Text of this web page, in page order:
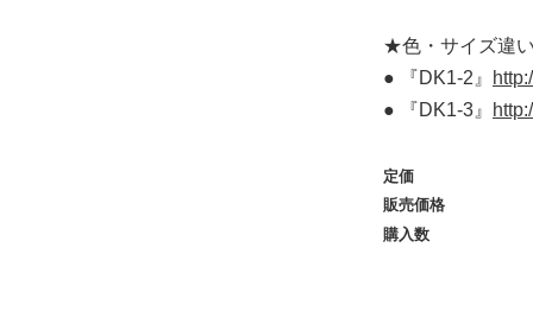
★色・サイズ違
● 『DK1-2』
● 『DK1-3』
定価
販売価格
購入数